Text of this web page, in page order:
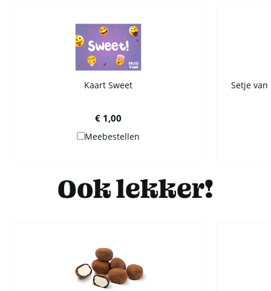
Kaart Sweet
€ 1,00
Meebestellen
Setje
Ook lekker!